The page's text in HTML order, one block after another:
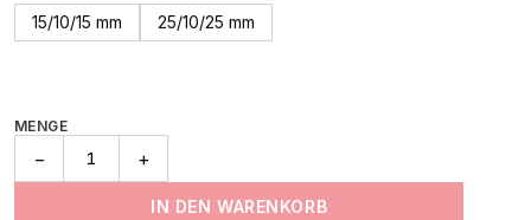
15/10/15 mm 25/10/25 mm
MENGE
− +
IN DEN WARENKORB